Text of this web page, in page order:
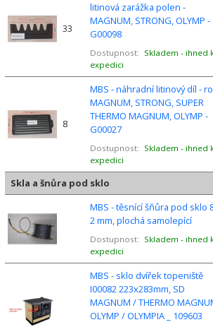
33
litinová zarážka polen -
MAGNUM, STRONG, OLYMP -
G00098
Dostupnost: Skladem - ihned
expedici
8
MBS - náhradní litinový díl -
MAGNUM, STRONG, SUPER
THERMO MAGNUM, OLYMP -
G00027
Dostupnost: Skladem - ihned
expedici
Skla a šnůra pod sklo
MBS - těsnící šňůra pod sklo
2 mm, plochá samolepící
Dostupnost: Skladem - ihned
expedici
MBS - sklo dvířek topeniště
I00082 223x283mm, SD
MAGNUM / THERMO
OLYMP / OLYMPIA _ 109603